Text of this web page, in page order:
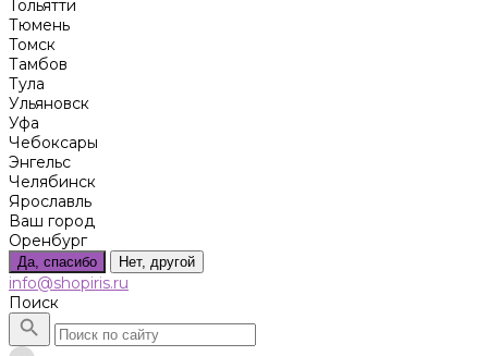
Тольятти
Тюмень
Томск
Тамбов
Тула
Ульяновск
Уфа
Чебоксары
Энгельс
Челябинск
Ярославль
Ваш город
Оренбург
Да, спасибо Нет, другой
info@shopiris.ru
Поиск